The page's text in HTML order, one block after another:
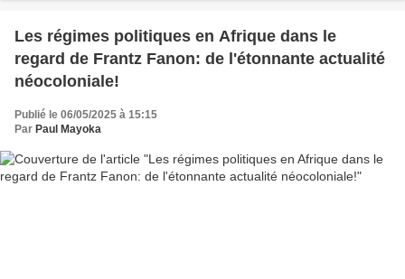
Les régimes politiques en Afrique dans le
regard de Frantz Fanon: de l'étonnante actualité
néocoloniale!
Publié le 06/05/2025 à 15:15
Par Paul Mayoka